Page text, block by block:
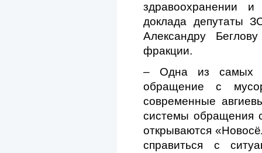
здравоохранении
доклада депутаты
Александру
фракции.
– Одна из самых
обращение с
современные
системы обращения
открываются
справиться с